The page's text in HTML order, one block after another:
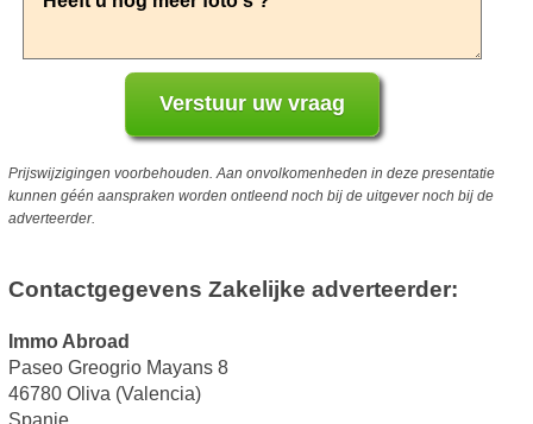
Prijswijzigingen voorbehouden. Aan onvolkomenheden in deze presentatie
kunnen géén aanspraken worden ontleend noch bij de uitgever noch bij de
adverteerder.
Contactgegevens Zakelijke adverteerder:
Immo Abroad
Paseo Greogrio Mayans 8
46780 Oliva (Valencia)
Spanje